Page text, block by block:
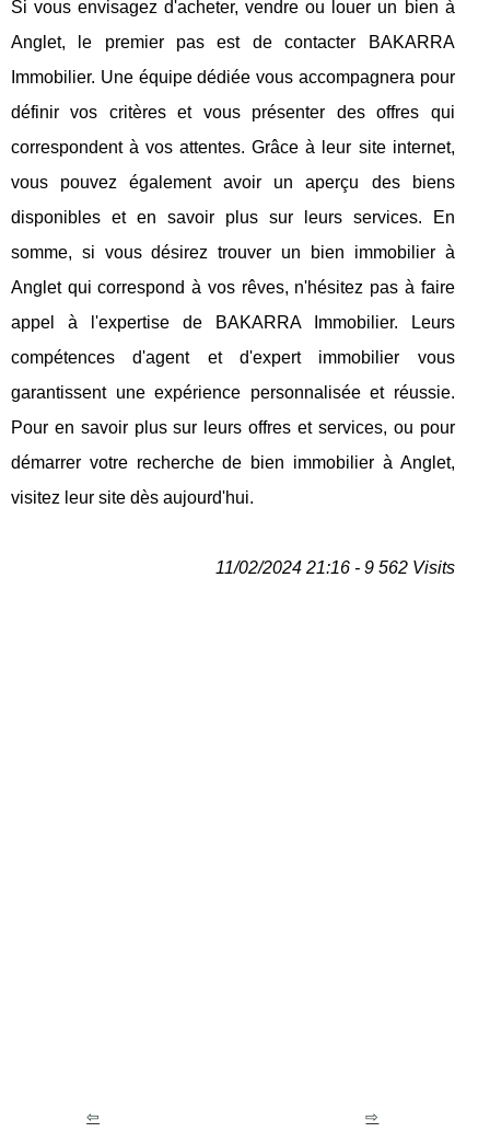
Si vous envisagez d'acheter, vendre ou louer un bien à
Anglet, le premier pas est de contacter BAKARRA
Immobilier. Une équipe dédiée vous accompagnera pour
définir vos critères et vous présenter des offres qui
correspondent à vos attentes. Grâce à leur site internet,
vous pouvez également avoir un aperçu des biens
disponibles et en savoir plus sur leurs services. En
somme, si vous désirez trouver un bien immobilier à
Anglet qui correspond à vos rêves, n'hésitez pas à faire
appel à l'expertise de BAKARRA Immobilier. Leurs
compétences d'agent et d'expert immobilier vous
garantissent une expérience personnalisée et réussie.
Pour en savoir plus sur leurs offres et services, ou pour
démarrer votre recherche de bien immobilier à Anglet,
visitez leur site dès aujourd'hui.
11/02/2024 21:16 - 9 562 Visits